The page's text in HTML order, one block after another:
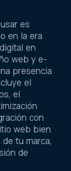
es
en la era
en
web y e-
presencia
el
el
con
web bien
tu marca,
de